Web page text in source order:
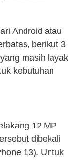
Android atau
berikut 3
masih layak
kebutuhan
12 MP
dibekali
13). Untuk